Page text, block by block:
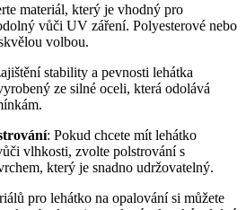
materiál, který je vhodný pro
vůči UV záření. Polyesterové nebo
volbou.
stability a pevnosti lehátka
ze silné oceli, která odolává
: Pokud chcete mít lehátko
vlhkosti, zvolte polstrování s
který je snadno udržovatelný.
pro lehátko na opalování si můžete